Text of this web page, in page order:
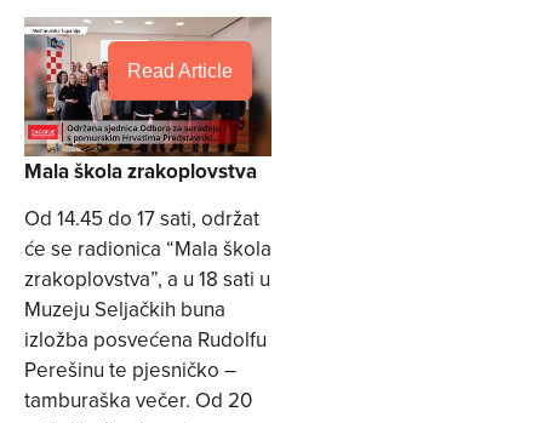
Read Article
Mala škola zrakoplovstva
Od 14.45 do 17 sati, održat
će se radionica “Mala škola
zrakoplovstva”, a u 18 sati u
Muzeju Seljačkih buna
izložba posvećena Rudolfu
Perešinu te pjesničko –
tamburaška večer. Od 20